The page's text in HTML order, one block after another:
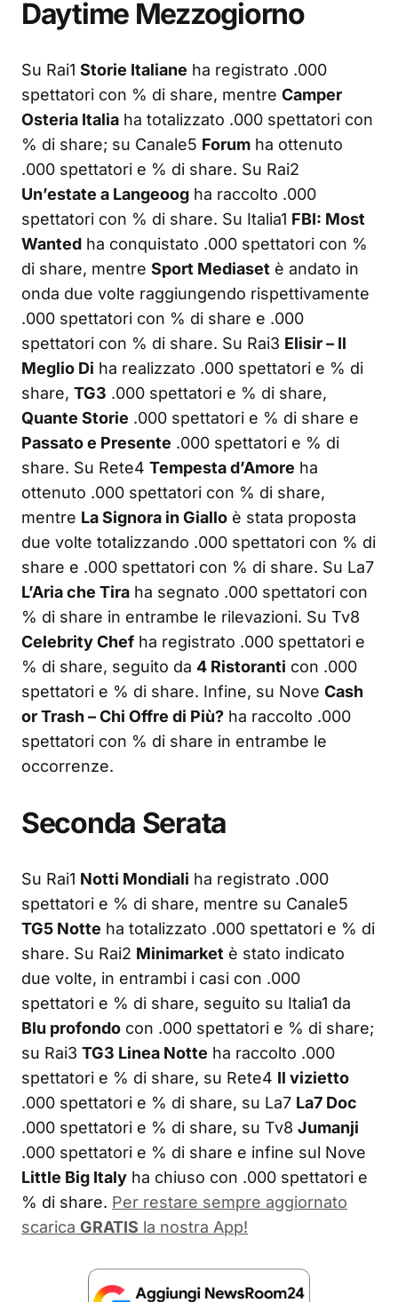
Daytime Mezzogiorno
Su Rai1 Storie Italiane ha registrato .000
spettatori con % di share, mentre Camper
Osteria Italia ha totalizzato .000 spettatori con
% di share; su Canale5 Forum ha ottenuto
.000 spettatori e % di share. Su Rai2
Un’estate a Langeoog ha raccolto .000
spettatori con % di share. Su Italia1 FBI: Most
Wanted ha conquistato .000 spettatori con %
di share, mentre Sport Mediaset è andato in
onda due volte raggiungendo rispettivamente
.000 spettatori con % di share e .000
spettatori con % di share. Su Rai3 Elisir – Il
Meglio Di ha realizzato .000 spettatori e % di
share, TG3 .000 spettatori e % di share,
Quante Storie .000 spettatori e % di share e
Passato e Presente .000 spettatori e % di
share. Su Rete4 Tempesta d’Amore ha
ottenuto .000 spettatori con % di share,
mentre La Signora in Giallo è stata proposta
due volte totalizzando .000 spettatori con % di
share e .000 spettatori con % di share. Su La7
L’Aria che Tira ha segnato .000 spettatori con
% di share in entrambe le rilevazioni. Su Tv8
Celebrity Chef ha registrato .000 spettatori e
% di share, seguito da 4 Ristoranti con .000
spettatori e % di share. Infine, su Nove Cash
or Trash – Chi Offre di Più? ha raccolto .000
spettatori con % di share in entrambe le
occorrenze.
Seconda Serata
Su Rai1 Notti Mondiali ha registrato .000
spettatori e % di share, mentre su Canale5
TG5 Notte ha totalizzato .000 spettatori e % di
share. Su Rai2 Minimarket è stato indicato
due volte, in entrambi i casi con .000
spettatori e % di share, seguito su Italia1 da
Blu profondo con .000 spettatori e % di share;
su Rai3 TG3 Linea Notte ha raccolto .000
spettatori e % di share, su Rete4 Il vizietto
.000 spettatori e % di share, su La7 La7 Doc
.000 spettatori e % di share, su Tv8 Jumanji
.000 spettatori e % di share e infine sul Nove
Little Big Italy ha chiuso con .000 spettatori e
% di share. Per restare sempre aggiornato
scarica GRATIS la nostra App!